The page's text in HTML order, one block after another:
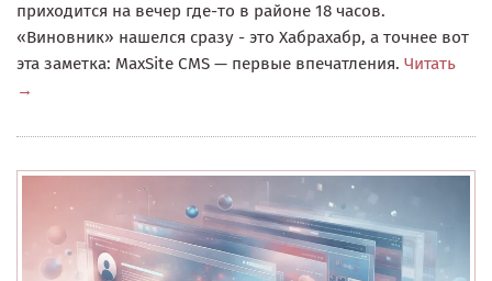
приходится на вечер где-то в районе 18 часов.
«Виновник» нашелся сразу - это Хабрахабр, а точнее вот
эта заметка: MaxSite CMS — первые впечатления. Читать